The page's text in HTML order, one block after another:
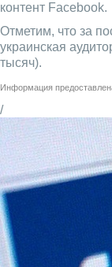
контент Facebook.
Отметим, что за
украинская
тысяч).
Информация
/